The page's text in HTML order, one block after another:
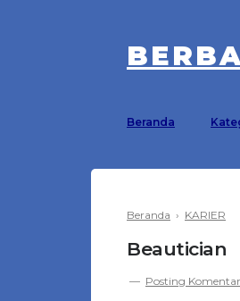
Beranda
Beranda › KARIER
Beautician
Posting Komentar